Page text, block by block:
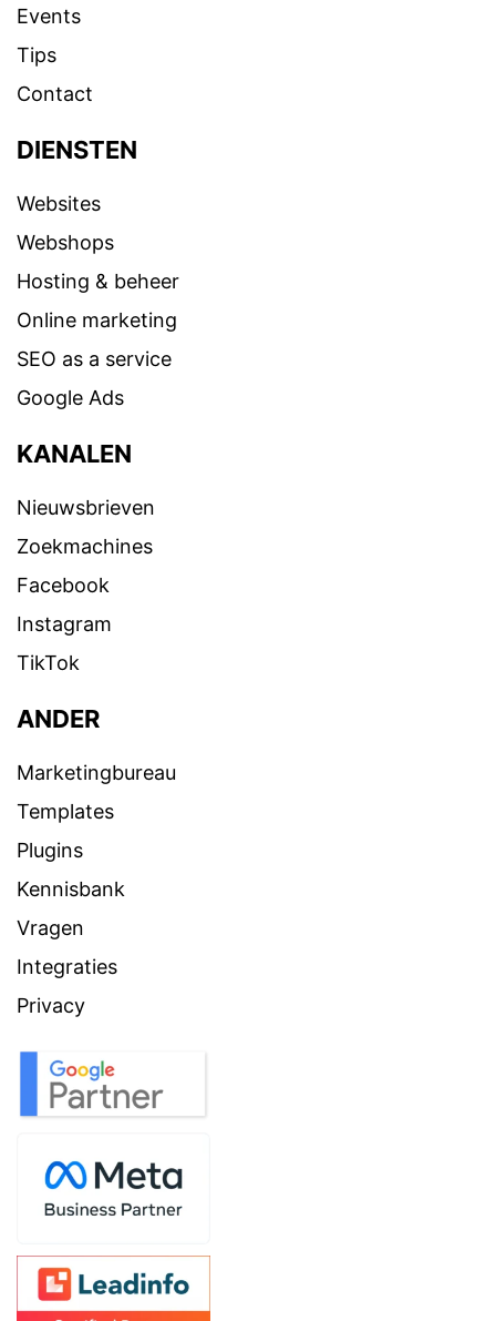
Events
Tips
Contact
DIENSTEN
Websites
Webshops
Hosting & beheer
Online marketing
SEO as a service
Google Ads
KANALEN
Nieuwsbrieven
Zoekmachines
Facebook
Instagram
TikTok
ANDER
Marketingbureau
Templates
Plugins
Kennisbank
Vragen
Integraties
Privacy